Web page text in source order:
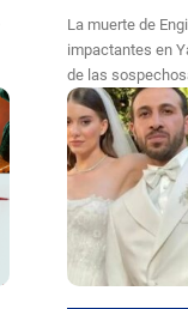
La muerte de
impactantes en
de las